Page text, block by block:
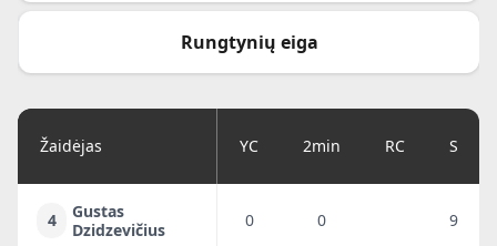
Rungtynių eiga
Žaidėjas YC 2min RC S
4
Gustas
Dzidzevičius
0 0 9